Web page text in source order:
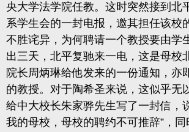
央大学法学院任教。这时突然接到北
系学生会的一封电报，邀其担任该校
不胜诧异，为何聘请一个教授要由学
出三天，北平复驰来一电，这是母校
院长周炳琳给他发来的一份通知，亦
的教授。对于陶希圣来说，这似乎无
给中大校长朱家骅先生写了一封信，
我的母校，母校的聘约不可推辞”，